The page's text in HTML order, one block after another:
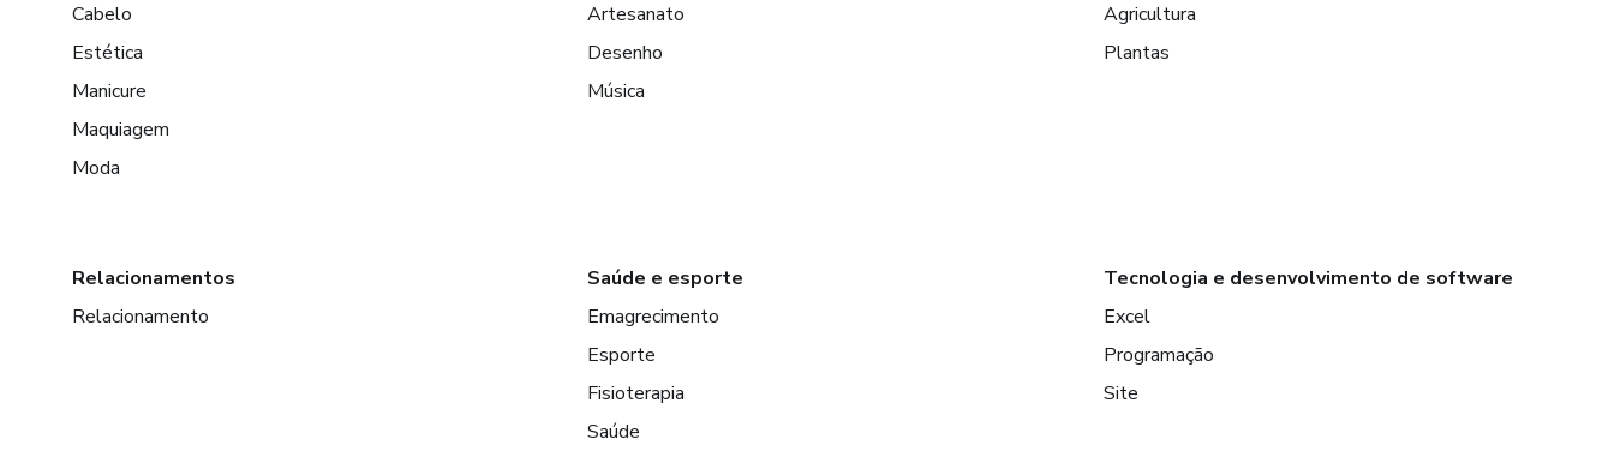
Cabelo
Estética
Manicure
Maquiagem
Moda
Artesanato
Desenho
Música
Agricultura
Plantas
Relacionamentos
Relacionamento
Saúde e esporte
Emagrecimento
Esporte
Fisioterapia
Saúde
Tecnologia e desenvolvimento de software
Excel
Programação
Site